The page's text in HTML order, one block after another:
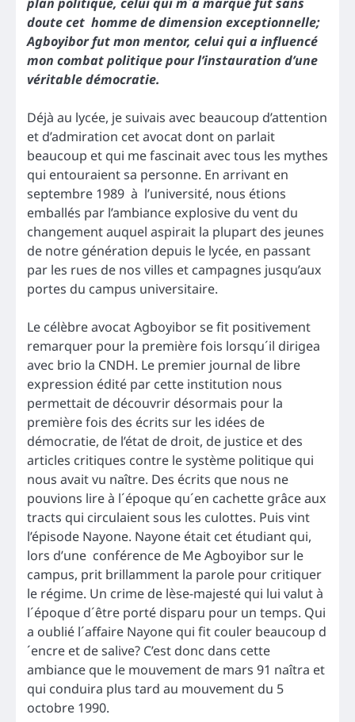
doute cet homme de dimension exceptionnelle;
Agboyibor fut mon mentor, celui qui a influencé
mon combat politique pour l’instauration d’une
véritable démocratie.
Déjà au lycée, je suivais avec beaucoup d’attention
et d’admiration cet avocat dont on parlait
beaucoup et qui me fascinait avec tous les mythes
qui entouraient sa personne. En arrivant en
septembre 1989 à l’université, nous étions
emballés par l’ambiance explosive du vent du
changement auquel aspirait la plupart des jeunes
de notre génération depuis le lycée, en passant
par les rues de nos villes et campagnes jusqu’aux
portes du campus universitaire.
Le célèbre avocat Agboyibor se fit positivement
remarquer pour la première fois lorsqu´il dirigea
avec brio la CNDH. Le premier journal de libre
expression édité par cette institution nous
permettait de découvrir désormais pour la
première fois des écrits sur les idées de
démocratie, de l’état de droit, de justice et des
articles critiques contre le système politique qui
nous avait vu naître. Des écrits que nous ne
pouvions lire à l´époque qu´en cachette grâce aux
tracts qui circulaient sous les culottes. Puis vint
l’épisode Nayone. Nayone était cet étudiant qui,
lors d’une conférence de Me Agboyibor sur le
campus, prit brillamment la parole pour critiquer
le régime. Un crime de lèse-majesté qui lui valut à
l´époque d´être porté disparu pour un temps. Qui
a oublié l´affaire Nayone qui fit couler beaucoup d
´encre et de salive? C’est donc dans cette
ambiance que le mouvement de mars 91 naîtra et
qui conduira plus tard au mouvement du 5
octobre 1990.